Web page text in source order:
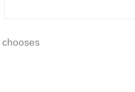
chooses